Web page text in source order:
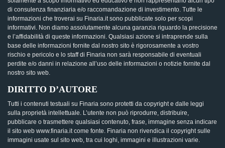
di consulenza finanziaria e/o raccomandazione di investimento. Tutte le
informazioni che troverai su Finaria.it sono pubblicate solo per scopi
informativi. Non diamo assolutamente alcuna garanzia riguardo la precisione
e l’affidabilità di queste informazioni. Qualsiasi azione si intraprende sulla
base delle informazioni fornite dal nostro sito è rigorosamente a vostro
rischio e pericolo e lo staff di Finaria non sarà responsabile di eventuali
perdite e/o danni in relazione all’uso delle informazioni o notizie fornite dal
nostro sito web.
DIRITTO D’AUTORE
Tutti i contenuti testuali su Finaria sono protetti da copyright e dalle leggi
sulla proprietà intellettuale. L’utente non può riprodurre, distribuire,
pubblicare o trasmettere qualsiasi contenuto, frase, immagine senza indicare
il sito web www.finaria.it come fonte. Finaria non rivendica il copyright sulle
immagini usate sul sito web, tra cui loghi, immagini e illustrazioni varie.